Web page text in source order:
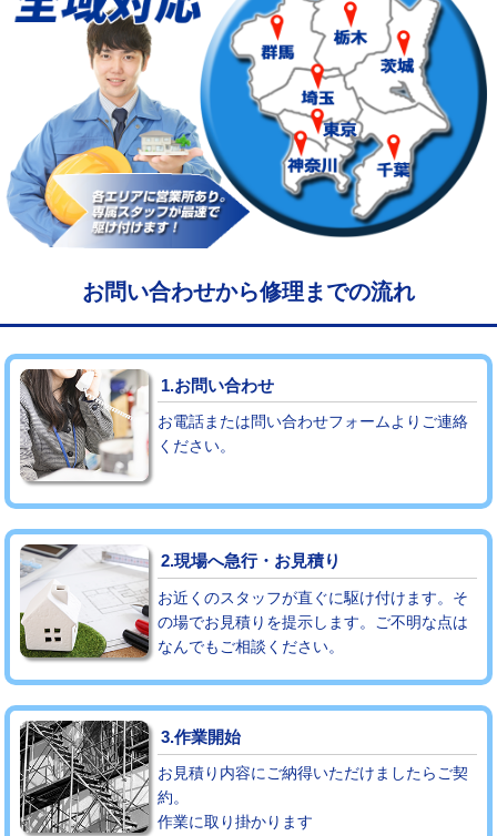
給水管工事※（塩ビ管（VP・HI）使
用（追加）/3ｍ超え)
+8,800円
給水管工事※（ライニング鋼管・銅
管・ポリ管・HT管使用/3ｍまで)
44,000円
給水管工事※（ライニング鋼管・銅
管・ポリ管・HT管使用/3ｍ超え)
+8,800円
マス交換（土の掘削・埋め戻し作業） 11,000円~
マス交換（深さ50㎝未満） 55,000円
マス交換（深さ50㎝以上） 66,000円
コンクリート斫り（厚さ10㎝まで）
コンクリート斫り（厚さ10㎝超え） 38,500円
モルタル補修（厚さ10㎝まで）
モルタル補修（厚さ10㎝超え） 38,500円
追加人工 16,500円
廃棄・処分 現場見積
※給水管工事は20mmまでの価格です。
お問い合わせから修理までの流れ
1.お問い合わせ
お電話または問い合わせフォームよりご連絡
ください。
2.現場へ急行・お見積り
お近くのスタッフが直ぐに駆け付けます。そ
の場でお見積りを提示します。ご不明な点は
なんでもご相談ください。
3.作業開始
お見積り内容にご納得いただけましたらご契
約。
作業に取り掛かります